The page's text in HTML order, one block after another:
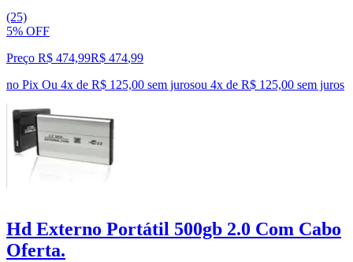
(25)
5% OFF
Preço R$ 474,99R$ 474,99
no Pix Ou 4x de R$ 125,00 sem jurosou 4x de R$ 125,00 sem juros
Hd Externo Portátil 500gb 2.0 Com Cabo
Oferta.